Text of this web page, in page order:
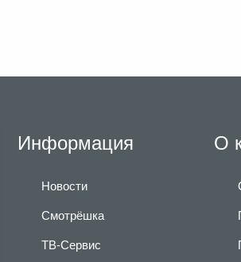
Информация
Новости
Смотрёшка
ТВ-Сервис
О